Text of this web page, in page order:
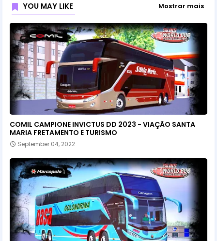
YOU MAY LIKE Mostrar mais
COMIL CAMPIONE INVICTUS DD 2023 - VIAÇÃO SANTA
MARIA FRETAMENTO E TURISMO
September 04, 2022